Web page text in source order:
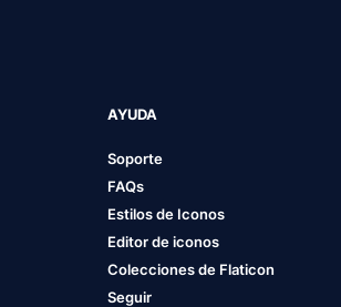
AYUDA
Soporte
FAQs
Estilos de Iconos
Editor de iconos
Colecciones de Flaticon
Seguir